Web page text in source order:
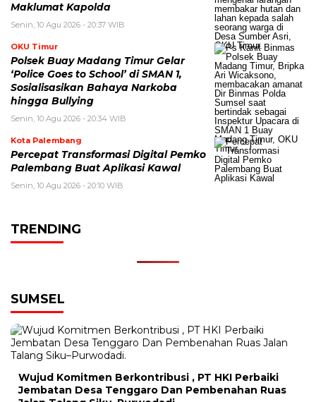
Maklumat Kapolda
Senin, 10 Agu 2026 - 20:37 WIB
OKU Timur
Polsek Buay Madang Timur Gelar
‘Police Goes to School’ di SMAN 1,
Sosialisasikan Bahaya Narkoba
hingga Bullying
Senin, 10 Agu 2026 - 20:34 WIB
Kota Palembang
Percepat Transformasi Digital Pemko
Palembang Buat Aplikasi Kawal
Senin, 10 Agu 2026 - 20:10 WIB
TRENDING
SUMSEL
Wujud Komitmen Berkontribusi , PT HKI Perbaiki
Jembatan Desa Tenggaro Dan Pembenahan Ruas